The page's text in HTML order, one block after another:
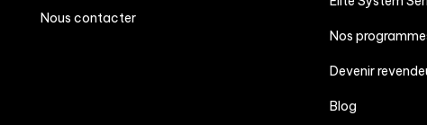
Nous contacter
Nos
Devenir
Blog